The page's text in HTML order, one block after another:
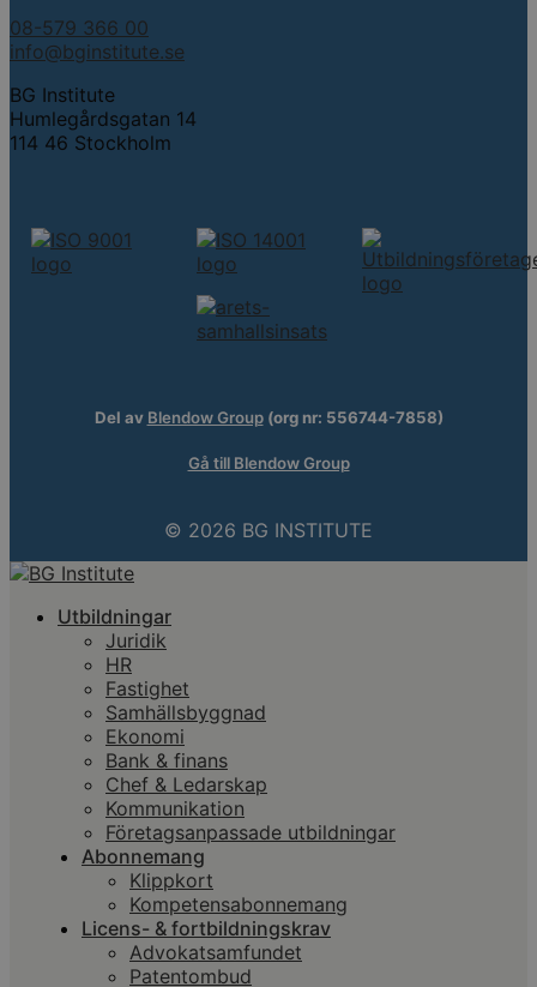
08-579 366 00
info@bginstitute.se
BG Institute
Humlegårdsgatan 14
114 46 Stockholm
Del av Blendow Group(org nr: 556744-7858)
Gå till Blendow Group
© 2026 BG INSTITUTE
Utbildningar
Juridik
HR
Fastighet
Samhällsbyggnad
Ekonomi
Bank & finans
Chef & Ledarskap
Kommunikation
Företagsanpassade utbildningar
Abonnemang
Klippkort
Kompetensabonnemang
Licens- & fortbildningskrav
Advokatsamfundet
Patentombud